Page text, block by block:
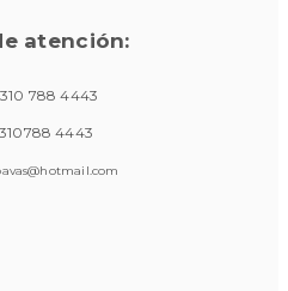
atención:
788 4443
4443